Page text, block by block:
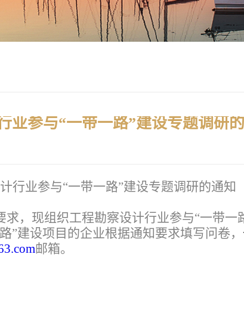
业参与“一带一路”建设专题调研
行业参与“一带一路”建设专题调研的通知
，现组织工程勘察设计行业参与“一带一
”建设项目的企业根据通知要求填写问卷，
邮箱。